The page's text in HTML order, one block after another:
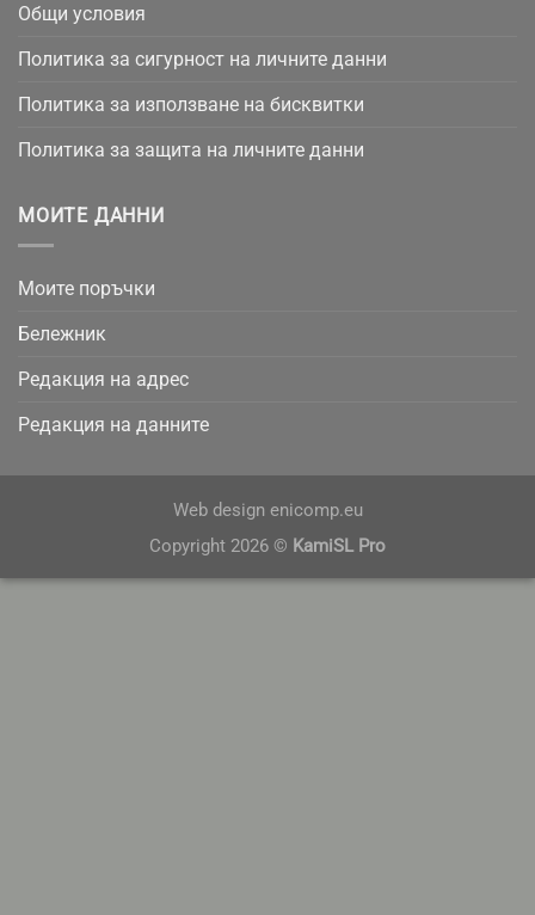
Общи условия
Политика за сигурност на личните данни
Политика за използване на бисквитки
Политика за защита на личните данни
МОИТЕ ДАННИ
Моите поръчки
Бележник
Редакция на адрес
Редакция на данните
Web design enicomp.eu
Copyright 2026 © KamiSL Pro